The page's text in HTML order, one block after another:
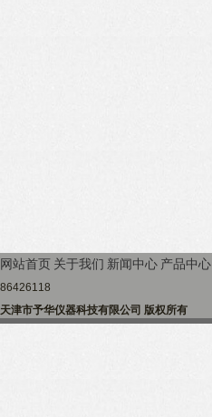
网站首页 关于我们 新闻中心 产品中心
86426118
天津市予华仪器科技有限公司 版权所有